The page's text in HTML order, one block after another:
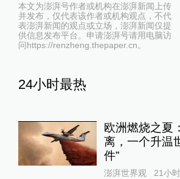
本文为澎湃号作者或机构在澎湃新闻上传
并发布，仅代表该作者或机构观点，不代
表澎湃新闻的观点或立场，澎湃新闻仅提
供信息发布平台。申请澎湃号请用电脑访
问https://renzheng.thepaper.cn。
24小时最热
欧洲燃烧之夏
离，一个升温
件”
澎湃世界观 21小